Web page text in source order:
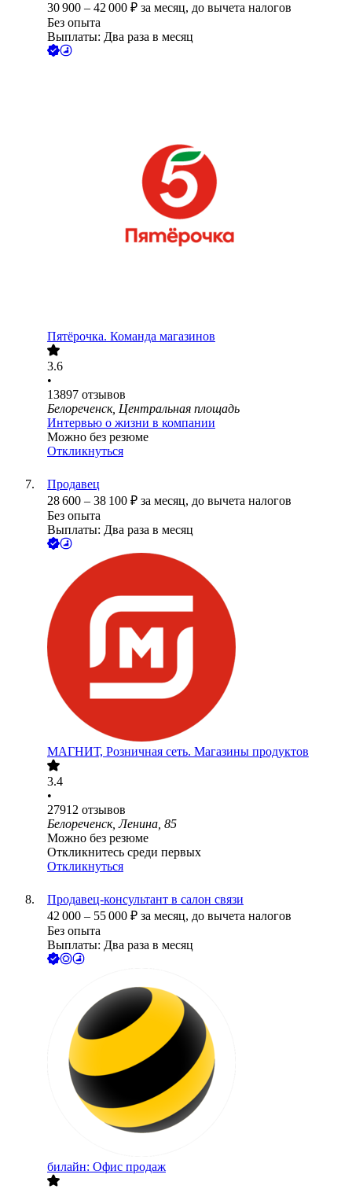
30 900 – 42 000 ₽ за месяц, до вычета налогов
Без опыта
Выплаты: Два раза в месяц
Пятёрочка. Команда магазинов
3.6
•
13897 отзывов
Белореченск, Центральная площадь
Интервью о жизни в компании
Можно без резюме
Откликнуться
Продавец
28 600 – 38 100 ₽ за месяц, до вычета налогов
Без опыта
Выплаты: Два раза в месяц
МАГНИТ, Розничная сеть. Магазины продуктов
3.4
•
27912 отзывов
Белореченск, Ленина, 85
Можно без резюме
Откликнитесь среди первых
Откликнуться
Продавец-консультант в салон связи
42 000 – 55 000 ₽ за месяц, до вычета налогов
Без опыта
Выплаты: Два раза в месяц
билайн: Офис продаж